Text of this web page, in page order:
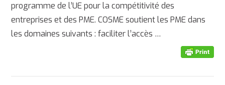
AFFICHER
programme de l’UE pour la compétitivité des
entreprises et des PME. COSME soutient les PME dans
les domaines suivants : faciliter l’accès …